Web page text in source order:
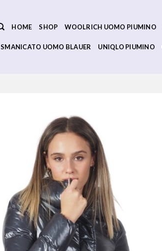
HOME SHOP WOOLRICH UOMO PIUMINO
SMANICATO UOMO BLAUER UNIQLO PIUMINO